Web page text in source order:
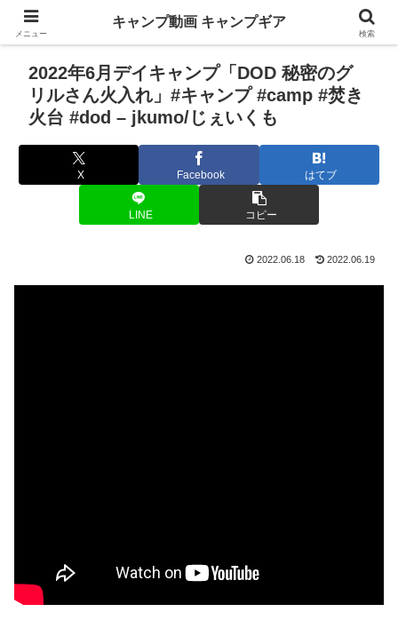
2022年6月デイキャンプ「DOD 秘密のグ
リルさん火入れ」#キャンプ #camp #焚き
火台 #dod – jkumo/じぇいくも
X Facebook はてブ
LINE コピー
2022.06.18 2022.06.19
メニュー
キャンプ動画 キャンプギア
検索